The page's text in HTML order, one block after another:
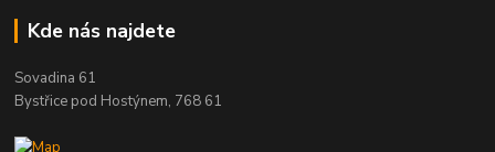
Kde nás najdete
Sovadina 61
Bystřice pod Hostýnem, 768 61